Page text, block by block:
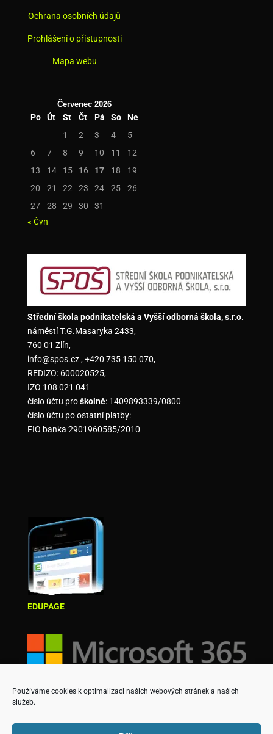
Používáme cookies k optimalizaci našich webových stránek a našich
služeb.
Ochrana osobních údajů
Prohlášení o přístupnosti
Mapa webu
Červenec 2026
Po Út St Čt Pá So
Ne
1
2 3 4
5
6
7 8 9 10 11
12
13
14 15 16 17 18
19
20
21 22 23 24 25
26
27
28 29 30
31
« Čvn
Střední škola podnikatelská a Vyšší odborná škola, s.r.o.
náměstí T.G.Masaryka 2433,
760 01 Zlín,
info@spos.cz , +420 735 150 070,
REDIZO: 600020525,
IZO 108 021 041
číslo účtu proškolné: 1409893339/0800
číslo účtu po ostatní platby:
FIO banka 2901960585/2010
EDUPAGE